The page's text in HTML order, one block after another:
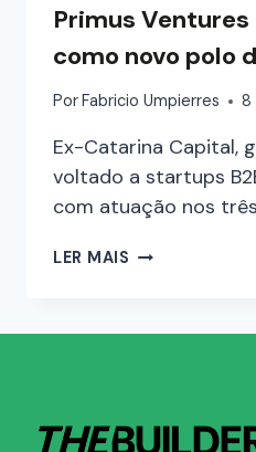
Primus Ventures
como novo polo
Por Fabricio Umpierres 8
Ex-Catarina Capital,
voltado a startups
com atuação nos
LER MAIS